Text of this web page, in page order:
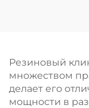
средств
Резиновый
множеством
делает его
мощности в